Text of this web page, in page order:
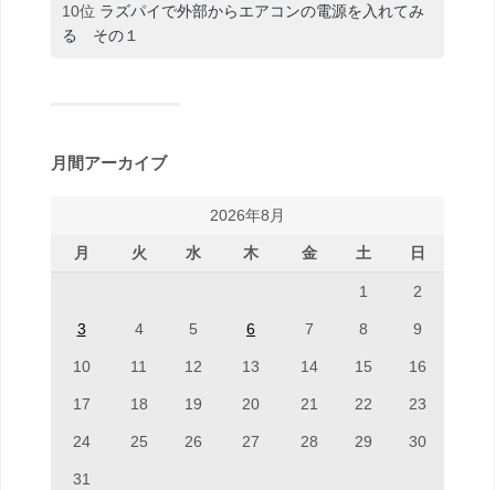
10位 ラズパイで外部からエアコンの電源を入れてみ
る その１
月間アーカイブ
2026年8月
月 火 水 木 金 土 日
1 2
3 4 5 6 7 8 9
10 11 12 13 14 15 16
17 18 19 20 21 22 23
24 25 26 27 28 29 30
31